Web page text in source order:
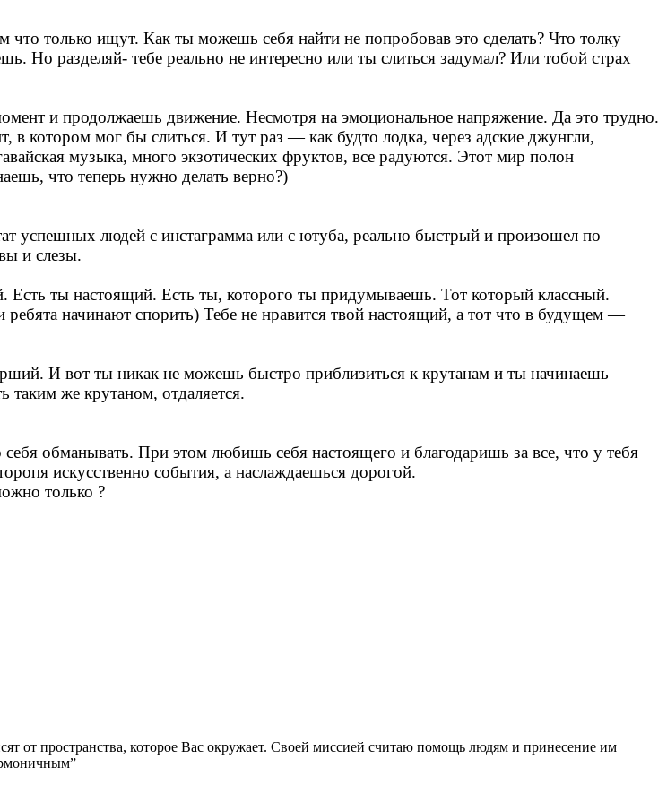
только ищут. Как ты можешь себя найти не попробовав это сделать? Что толку
Но разделяй- тебе реально не интересно или ты слиться задумал? Или тобой страх
и продолжаешь движение. Несмотря на эмоциональное напряжение. Да это трудно.
котором мог бы слиться. И тут раз — как будто лодка, через адские джунгли,
музыка, много экзотических фруктов, все радуются. Этот мир полон
что теперь нужно делать верно?)
успешных людей с инстаграмма или с ютуба, реально быстрый и произошел по
и слезы.
ты настоящий. Есть ты, которого ты придумываешь. Тот который классный.
начинают спорить) Тебе не нравится твой настоящий, а тот что в будущем —
И вот ты никак не можешь быстро приблизиться к крутанам и ты начинаешь
таким же крутаном, отдаляется.
обманывать. При этом любишь себя настоящего и благодаришь за все, что у тебя
искусственно события, а наслаждаешься дорогой.
только ​?
от пространства, которое Вас окружает. Своей миссией считаю помощь людям и принесение им